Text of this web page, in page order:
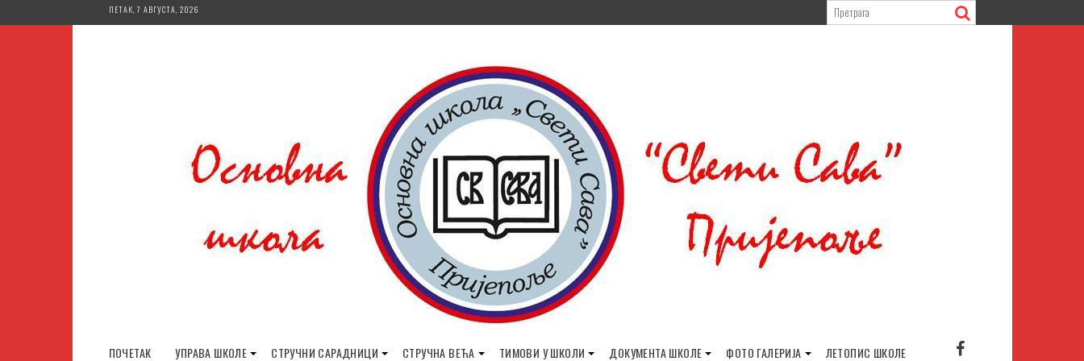
to
ПЕТАК, 7 АВГУСТА, 2026
ПОЧЕТАК УПРАВА ШКОЛЕ СТРУЧНИ САРАДНИЦИ СТРУЧНА ВЕЋА ТИМОВИ У ШКОЛИ ДОКУМЕНТА ШКОЛЕ ФОТО ГАЛЕРИЈА ЛЕТОПИС ШКОЛЕ